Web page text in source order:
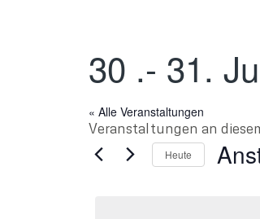
30 .- 31.
« Alle Veranstaltungen
Veranstaltungen an
Heute